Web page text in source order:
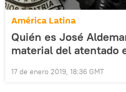
América Latina
Quién es José
material del atentado
17 de enero 2019, 18:36 GMT